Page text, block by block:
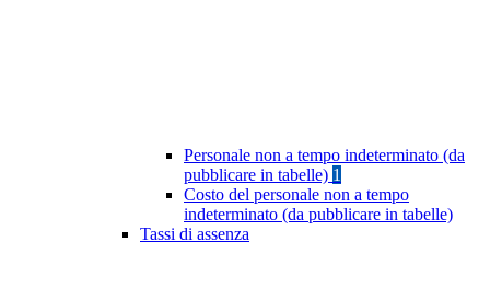
Personale non a tempo indeterminato (da
pubblicare in tabelle) 1
Costo del personale non a tempo
indeterminato (da pubblicare in tabelle)
Tassi di assenza